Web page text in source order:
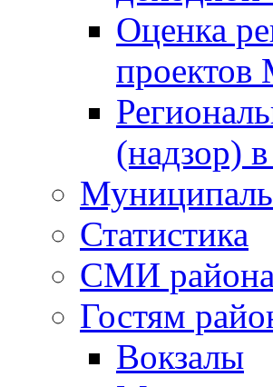
Оценка
(надзор)
Статистика
СМИ района
Гостям
Вокзалы